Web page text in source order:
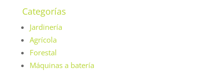
Categorías
Jardinería
Agrícola
Forestal
Máquinas a batería